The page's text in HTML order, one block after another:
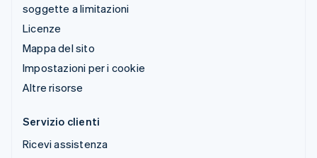
soggette a limitazioni
Licenze
Mappa del sito
Impostazioni per i cookie
Altre risorse
Servizio clienti
Ricevi assistenza